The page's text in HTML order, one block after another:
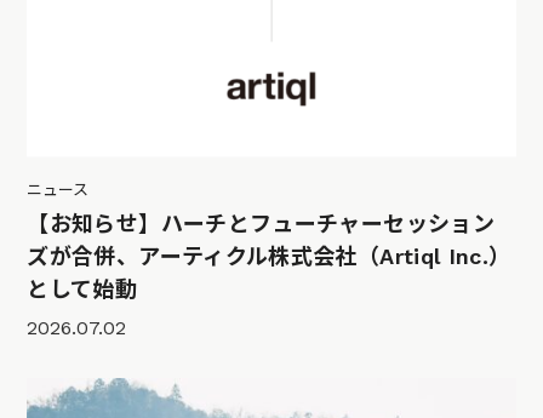
ニュース
【お知らせ】ハーチとフューチャーセッション
ズが合併、アーティクル株式会社（Artiql Inc.）
として始動
2026.07.02